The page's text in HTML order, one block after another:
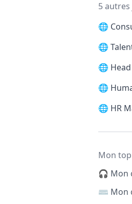
5
🌐
🌐
🌐
🌐
🌐 HR
Mon
🎧 Mon
⌨️ Mon